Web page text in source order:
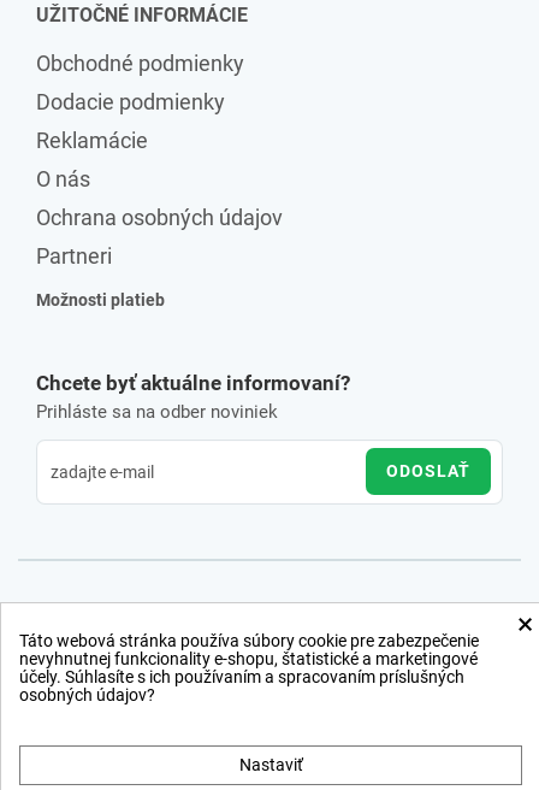
UŽITOČNÉ INFORMÁCIE
Obchodné podmienky
Dodacie podmienky
Reklamácie
O nás
Ochrana osobných údajov
Partneri
Možnosti platieb
Chcete byť aktuálne informovaní?
Prihláste sa na odber noviniek
ODOSLAŤ
×
Táto webová stránka používa súbory cookie pre zabezpečenie
nevyhnutnej funkcionality e-shopu, štatistické a marketingové
účely. Súhlasíte s ich používaním a spracovaním príslušných
osobných údajov?
Nastaviť